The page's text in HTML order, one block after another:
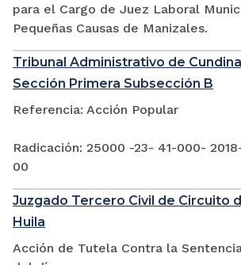
para el Cargo de Juez Laboral
Pequeñas Causas de Manizales.
Tribunal Administrativo de
Sección Primera Subsección B
Referencia: Acción Popular
Radicación: 25000 -23- 41-000-
00
Juzgado Tercero Civil de Circuito
Huila
Acción de Tutela Contra la